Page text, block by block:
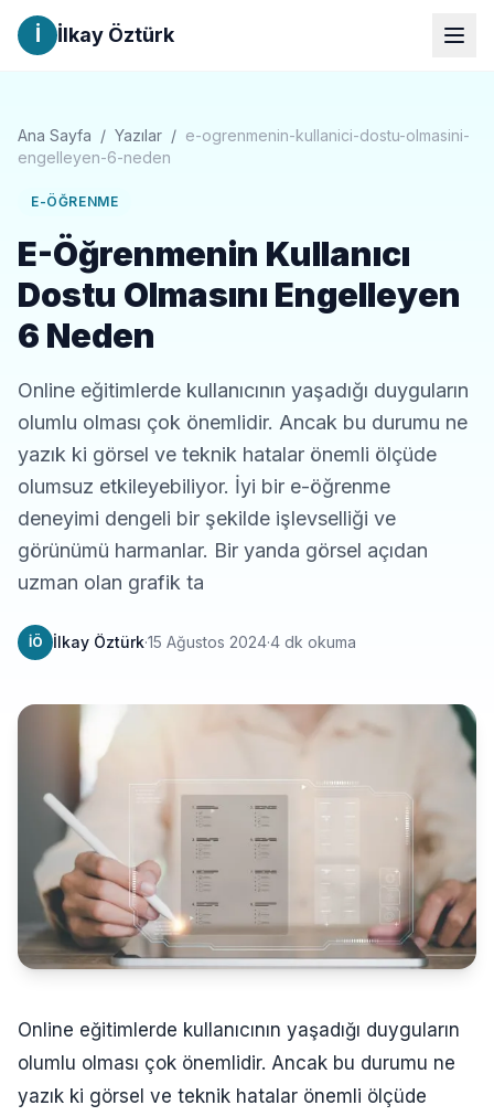
İ İlkay Öztürk
Ana Sayfa / Yazılar / e-ogrenmenin-kullanici-dostu-olmasini-
engelleyen-6-neden
E-ÖĞRENME
E-Öğrenmenin Kullanıcı
Dostu Olmasını Engelleyen
6 Neden
Online eğitimlerde kullanıcının yaşadığı duyguların
olumlu olması çok önemlidir. Ancak bu durumu ne
yazık ki görsel ve teknik hatalar önemli ölçüde
olumsuz etkileyebiliyor. İyi bir e-öğrenme
deneyimi dengeli bir şekilde işlevselliği ve
görünümü harmanlar. Bir yanda görsel açıdan
uzman olan grafik ta
İÖ İlkay Öztürk·15 Ağustos 2024·4 dk okuma
Online eğitimlerde kullanıcının yaşadığı duyguların
olumlu olması çok önemlidir. Ancak bu durumu ne
yazık ki görsel ve teknik hatalar önemli ölçüde